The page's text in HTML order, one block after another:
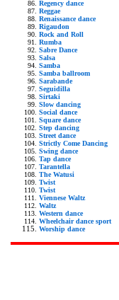
Regency dance
Reggae
Renaissance dance
Rigaudon
Rock and Roll
Rumba
Sabre Dance
Salsa
Samba
Samba ballroom
Sarabande
Seguidilla
Sirtaki
Slow dancing
Social dance
Square dance
Step dancing
Street dance
Strictly Come Dancing
Swing dance
Tap dance
Tarantella
The Watusi
Twist
Twist
Viennese Waltz
Waltz
Western dance
Wheelchair dance sport
Worship dance